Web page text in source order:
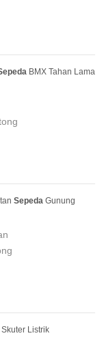
BMX Tahan Lama
Sepeda Gunung
Listrik